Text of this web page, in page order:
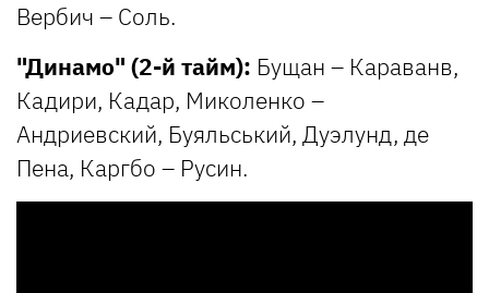
Вербич – Соль.
"Динамо" (2-й тайм): Бущан – Караванв,
Кадири, Кадар, Миколенко –
Андриевский, Буяльський, Дуэлунд, де
Пена, Каргбо – Русин.